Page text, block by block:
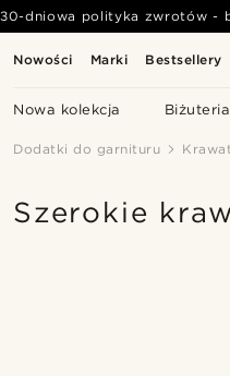
Nowości Marki Bestsellery
Nowa kolekcja
30-dniowa polityka zwrotów -
Dodatki do garnituru
Szerokie